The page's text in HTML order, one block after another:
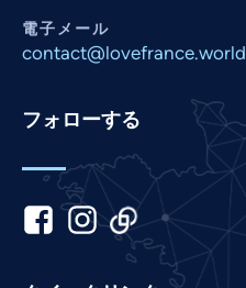
電子メール
contact@lovefrance.world
フォローする